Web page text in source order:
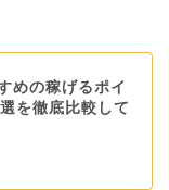
めの稼げるポイ
を徹底比較して